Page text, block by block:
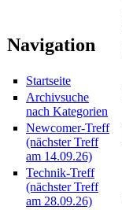
Navigation
Startseite
Archivsuche
nach Kategorien
Newcomer-Treff
(nächster Treff
am 14.09.26)
Technik-Treff
(nächster Treff
am 28.09.26)